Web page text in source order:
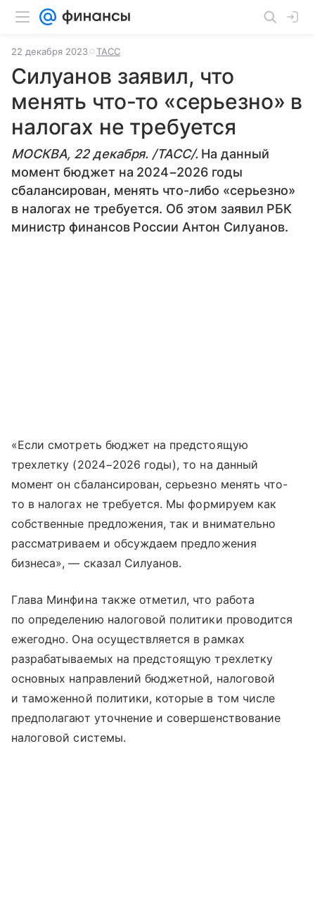
22 декабря 2023 ТАСС
Силуанов заявил, что
менять что-то «серьезно» в
налогах не требуется
МОСКВА, 22 декабря. /ТАСС/. На данный
момент бюджет на 2024−2026 годы
сбалансирован, менять что-либо «серьезно»
в налогах не требуется. Об этом заявил РБК
министр финансов России Антон Силуанов.
«Если смотреть бюджет на предстоящую
трехлетку (2024−2026 годы), то на данный
момент он сбалансирован, серьезно менять что-
то в налогах не требуется. Мы формируем как
собственные предложения, так и внимательно
рассматриваем и обсуждаем предложения
бизнеса», — сказал Силуанов.
Глава Минфина также отметил, что работа
по определению налоговой политики проводится
ежегодно. Она осуществляется в рамках
разрабатываемых на предстоящую трехлетку
основных направлений бюджетной, налоговой
и таможенной политики, которые в том числе
предполагают уточнение и совершенствование
налоговой системы.